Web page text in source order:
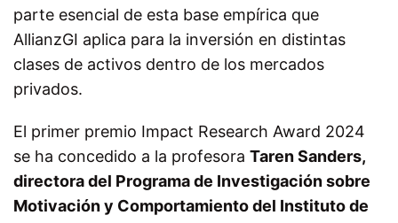
parte esencial de esta base empírica que
AllianzGI aplica para la inversión en distintas
clases de activos dentro de los mercados
privados.
El primer premio Impact Research Award 2024
se ha concedido a la profesora Taren Sanders,
directora del Programa de Investigación sobre
Motivación y Comportamiento del Instituto de